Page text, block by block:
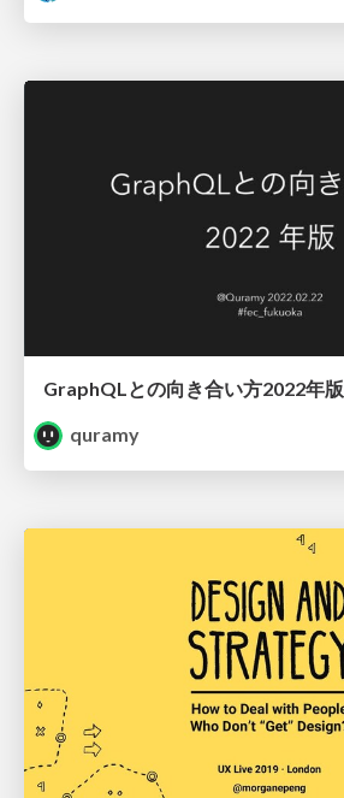
GraphQLとの向き合い方2022年版
quramy